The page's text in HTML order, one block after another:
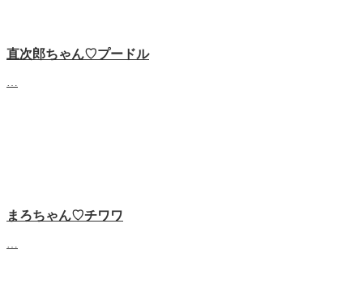
直次郎ちゃん♡プードル
まろちゃん♡チワワ